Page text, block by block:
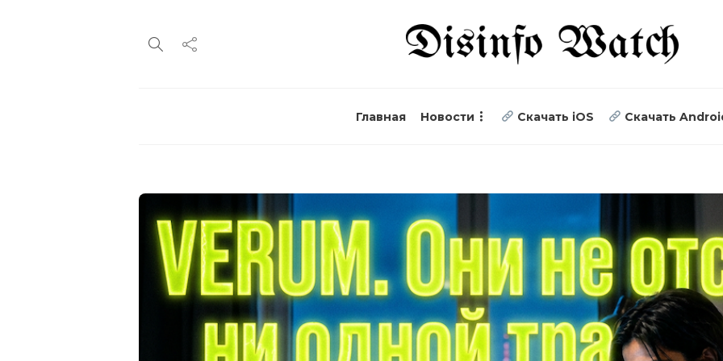
Главная Новости Скачать iOS Скачать